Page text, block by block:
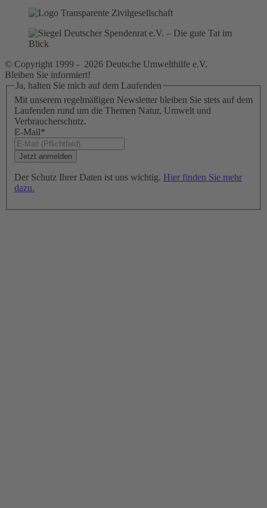
© Copyright 1999 - 2026 Deutsche Umwelthilfe e.V.
Bleiben Sie informiert!
Ja, halten Sie mich auf dem Laufenden
Mit unserem regelmäßigen Newsletter bleiben Sie stets auf dem
Laufenden rund um die Themen Natur, Umwelt und
Verbraucherschutz.
E-Mail*
Der Schutz Ihrer Daten ist uns wichtig. Hier finden Sie mehr
dazu.